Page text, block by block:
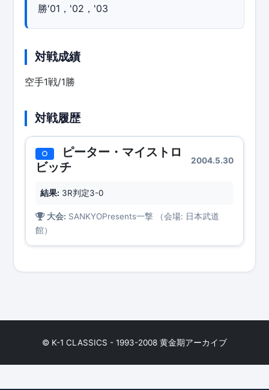
勝'01，'02，'03
対戦成績
空手1戦/1勝
対戦履歴
○
ピーター・マイストロ
ビッチ
2004.5.30
結果: 3R判定3-0
大会: SANKYOPresents一撃 （会場: 日本武道
館）
© K-1 CLASSICS - 1993-2008 黄金期アーカイブ